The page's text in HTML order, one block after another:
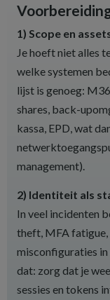
1) Scope en
Je hoeft niet alles
welke systemen
lijst is genoeg:
shares, back-
kassa, EPD, wat
management).
2) Identiteit als
In veel incidenten
theft, MFA fatigue,
misconfiguraties
dat: zorg dat je
sessies en tokens